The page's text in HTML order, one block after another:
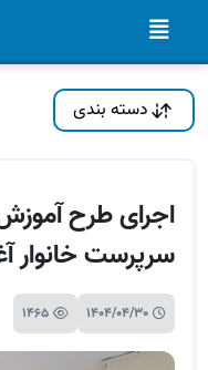
دسته بندی
اجرای طرح آموزش
سرپرست خانوار
1404/04/30
1465